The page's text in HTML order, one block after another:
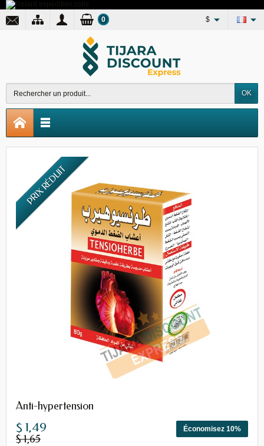
$
OK
0
PRIX RÉDUIT
Anti-hypertension
Économisez 10%
$ 1,49
$ 1,65